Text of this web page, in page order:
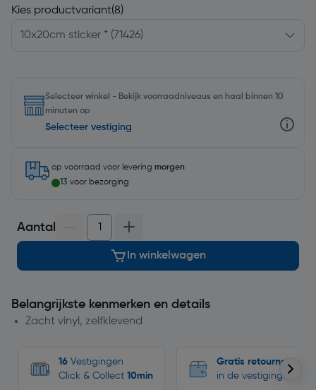
Kies productvariant(8)
Selecteer winkel - Bekijk voorraadniveaus en haal binnen 10
minuten op
Selecteer vestiging
op voorraad voor levering morgen
13 voor bezorging
Aantal
In winkelwagen
Belangrijkste kenmerken en details
Zacht vinyl, zelfklevend
16 Vestigingen
Click & Collect 10min
Gratis retourneren
in de vestigingen